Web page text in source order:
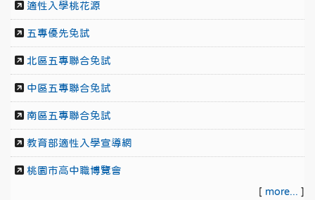
適性入學桃花源
五專優先免試
北區五專聯合免試
中區五專聯合免試
南區五專聯合免試
教育部適性入學宣導網
桃園市高中職博覽會
[ more... ]